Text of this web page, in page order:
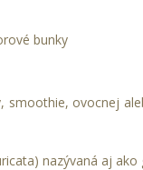
bunky
smoothie, ovocnej
nazývaná aj ako